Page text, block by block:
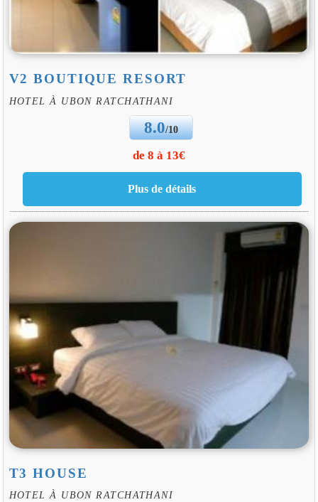
V2 BOUTIQUE RESORT
HOTEL À UBON RATCHATHANI
8.0/10
de 8 à 13€
T3 HOUSE
HOTEL À UBON RATCHATHANI